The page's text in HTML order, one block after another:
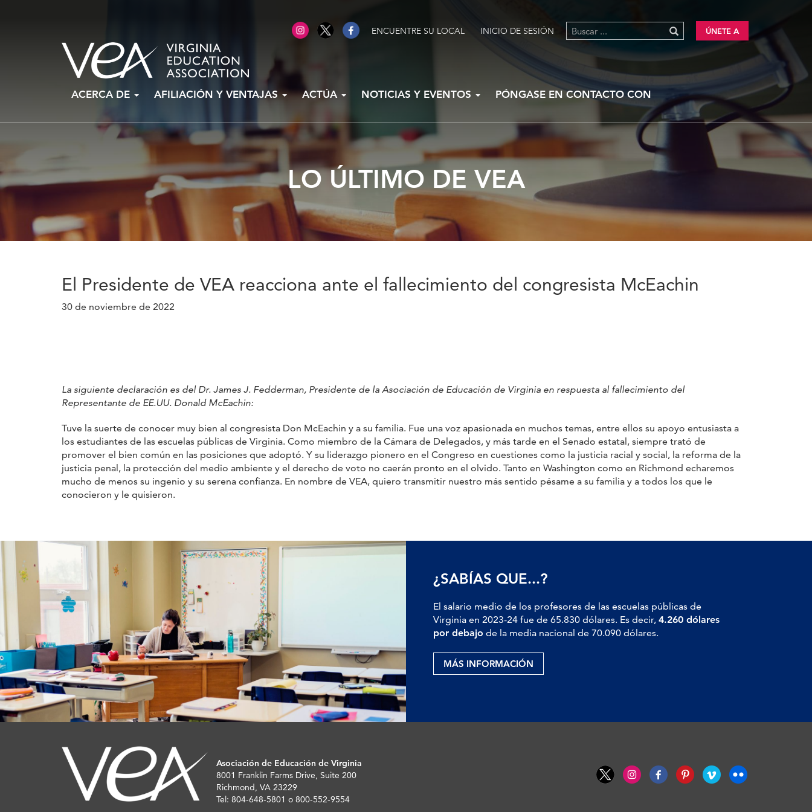
ENCUENTRE SU LOCAL INICIO DE SESIÓN ÚNETE A
ACERCA DE AFILIACIÓN Y VENTAJAS ACTÚA NOTICIAS Y EVENTOS PÓNGASE EN CONTACTO CON
LO ÚLTIMO DE VEA
El Presidente de VEA reacciona ante el fallecimiento del congresista McEachin
30 de noviembre de 2022
La siguiente declaración es del Dr. James J. Fedderman, Presidente de la Asociación de Educación de Virginia en respuesta al fallecimiento del
Representante de EE.UU. Donald McEachin:
Tuve la suerte de conocer muy bien al congresista Don McEachin y a su familia. Fue una voz apasionada en muchos temas, entre ellos su apoyo entusiasta a
los estudiantes de las escuelas públicas de Virginia. Como miembro de la Cámara de Delegados, y más tarde en el Senado estatal, siempre trató de
promover el bien común en las posiciones que adoptó. Y su liderazgo pionero en el Congreso en cuestiones como la justicia racial y social, la reforma de la
justicia penal, la protección del medio ambiente y el derecho de voto no caerán pronto en el olvido. Tanto en Washington como en Richmond echaremos
mucho de menos su ingenio y su serena confianza. En nombre de VEA, quiero transmitir nuestro más sentido pésame a su familia y a todos los que le
conocieron y le quisieron.
¿SABÍAS QUE...?
El salario medio de los profesores de las escuelas públicas de
Virginia en 2023-24 fue de 65.830 dólares. Es decir, 4.260 dólares
por debajo de la media nacional de 70.090 dólares.
MÁS INFORMACIÓN
Asociación de Educación de Virginia
8001 Franklin Farms Drive, Suite 200
Richmond, VA 23229
Tel: 804-648-5801 o 800-552-9554